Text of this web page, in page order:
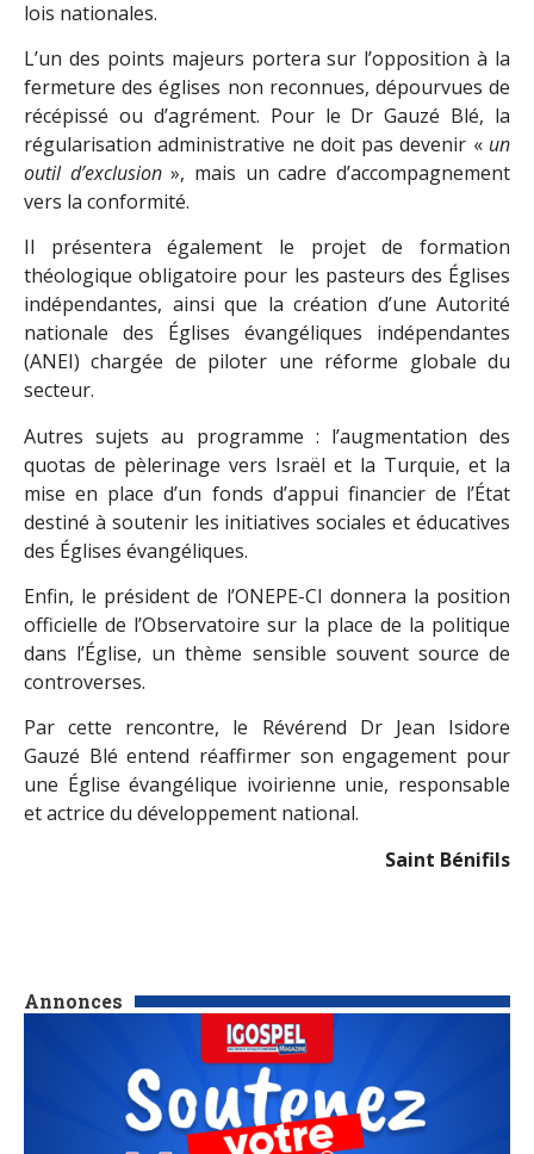
Annonces
lois nationales.
L’un des points majeurs portera sur l’opposition à la
fermeture des églises non reconnues, dépourvues de
récépissé ou d’agrément. Pour le Dr Gauzé Blé, la
régularisation administrative ne doit pas devenir « un
outil d’exclusion», mais un cadre d’accompagnement
vers la conformité.
Il présentera également le projet de formation
théologique obligatoire pour les pasteurs des Églises
indépendantes, ainsi que la création d’une Autorité
nationale des Églises évangéliques indépendantes
(ANEI) chargée de piloter une réforme globale du
secteur.
Autres sujets au programme : l’augmentation des
quotas de pèlerinage vers Israël et la Turquie, et la
mise en place d’un fonds d’appui financier de l’État
destiné à soutenir les initiatives sociales et éducatives
des Églises évangéliques.
Enfin, le président de l’ONEPE-CI donnera la position
officielle de l’Observatoire sur la place de la politique
dans l’Église, un thème sensible souvent source de
controverses.
Par cette rencontre, le Révérend Dr Jean Isidore
Gauzé Blé entend réaffirmer son engagement pour
une Église évangélique ivoirienne unie, responsable
et actrice du développement national.
Saint Bénifils